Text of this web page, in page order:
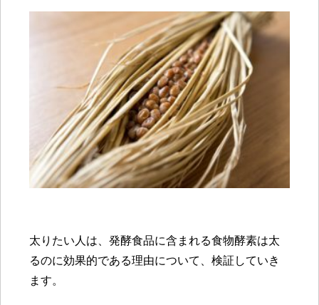
太りたい人は、発酵食品に含まれる食物酵素は太
るのに効果的である理由について、検証していき
ます。